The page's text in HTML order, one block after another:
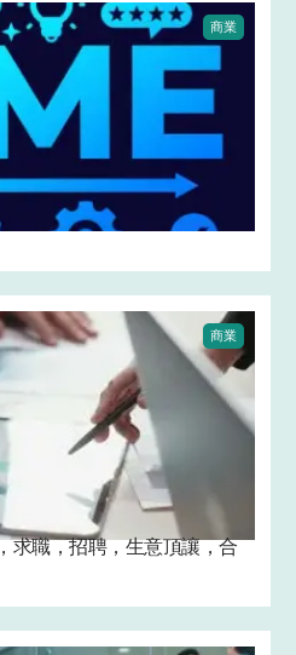
商業
商業
求職，招聘，生意頂讓，合